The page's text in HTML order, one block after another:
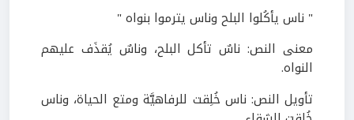
" ناس يأكُلوا البلح وناس يترموا بنواه "
معنى النص: ناسٌ تأكل البلح، وناسٌ يُقذَف عليهم
النواه.
تأويل النص: ناس خُلِقت للرفاهيَّة ومتع الحياة، وناس